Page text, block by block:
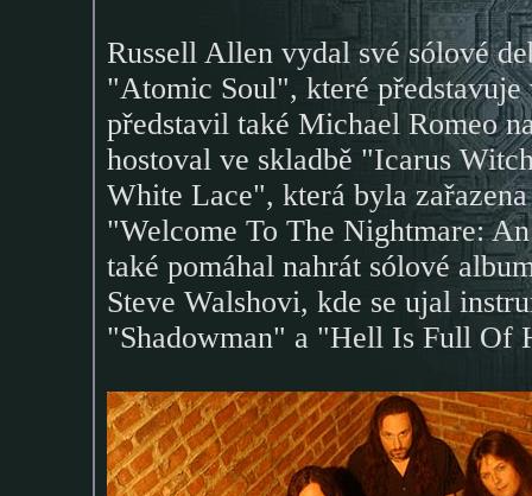
Russell Allen vydal své sólové
"Atomic Soul", které
představil také Michael Romeo
hostoval ve skladbě "Icarus
White Lace", která byla
"Welcome To The Nightmare:
také pomáhal nahrát sólové
Steve Walshovi, kde se ujal
"Shadowman" a "Hell Is Full Of